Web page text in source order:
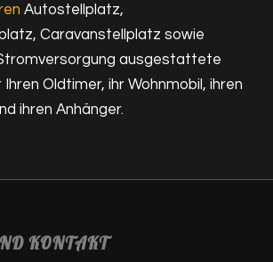
Autostellplatz,
Caravanstellplatz sowie
ausgestattete
Oldtimer, ihr Wohnmobil, ihren
ihren Anhänger.
KONTAKT